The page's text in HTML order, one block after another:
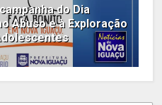
do Dia
Abuso e à Exploração